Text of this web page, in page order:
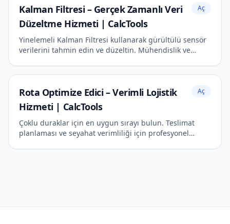
Kalman Filtresi – Gerçek Zamanlı Veri
Düzeltme Hizmeti | CalcTools
Aç
Yinelemeli Kalman Filtresi kullanarak gürültülü sensör
verilerini tahmin edin ve düzeltin. Mühendislik ve
Rota Optimize Edici – Verimli Lojistik
Hizmeti | CalcTools
Aç
Çoklu duraklar için en uygun sırayı bulun. Teslimat
planlaması ve seyahat verimliliği için profesyonel